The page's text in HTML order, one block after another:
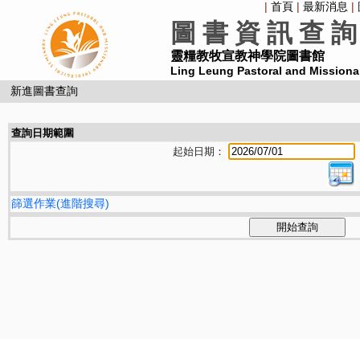
| 首頁 | 最新消息 |
圖 書 資 訊 查
靈糧教牧宣教神學院圖書館
Ling Leung Pastoral and
新進圖書查詢
查詢日期範圍
起始日期：
篩選作業(進階搜尋)